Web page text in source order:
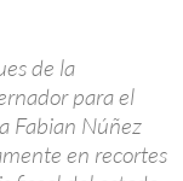
de la
para el
Fabian Núñez
en recortes